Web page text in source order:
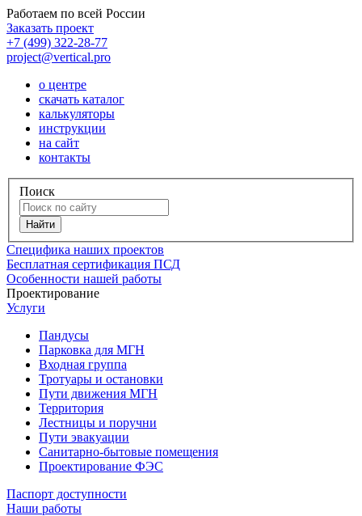
Работаем по всей России
Заказать проект
+7 (499) 322-28-77
project@vertical.pro
о центре
скачать каталог
калькуляторы
инструкции
на сайт
контакты
Поиск
Специфика наших проектов
Бесплатная сертификация ПСД
Особенности нашей работы
Проектирование
Услуги
Пандусы
Парковка для МГН
Входная группа
Тротуары и остановки
Пути движения МГН
Территория
Лестницы и поручни
Пути эвакуации
Санитарно-бытовые помещения
Проектирование ФЭС
Паспорт доступности
Наши работы